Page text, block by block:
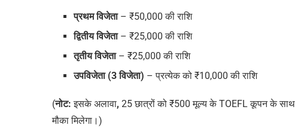
प्रथम विजेता– ₹50,000 की राशि
द्वितीय विजेता – ₹25,000 की राशि
तृतीय विजेता– ₹25,000 की राशि
उपविजेता (3 विजेता) – प्रत्येक को ₹10,000 की राशि
(नोट: इसके अलावा, 25 छात्रों को ₹500 मूल्य के TOEFL कूपन के
मौका मिलेगा।)